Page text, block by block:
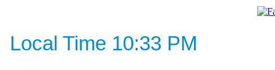
Local Time 10:33 PM